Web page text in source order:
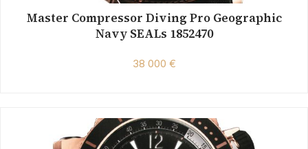
Master Compressor Diving Pro Geographic
Navy SEALs 1852470
38 000 €